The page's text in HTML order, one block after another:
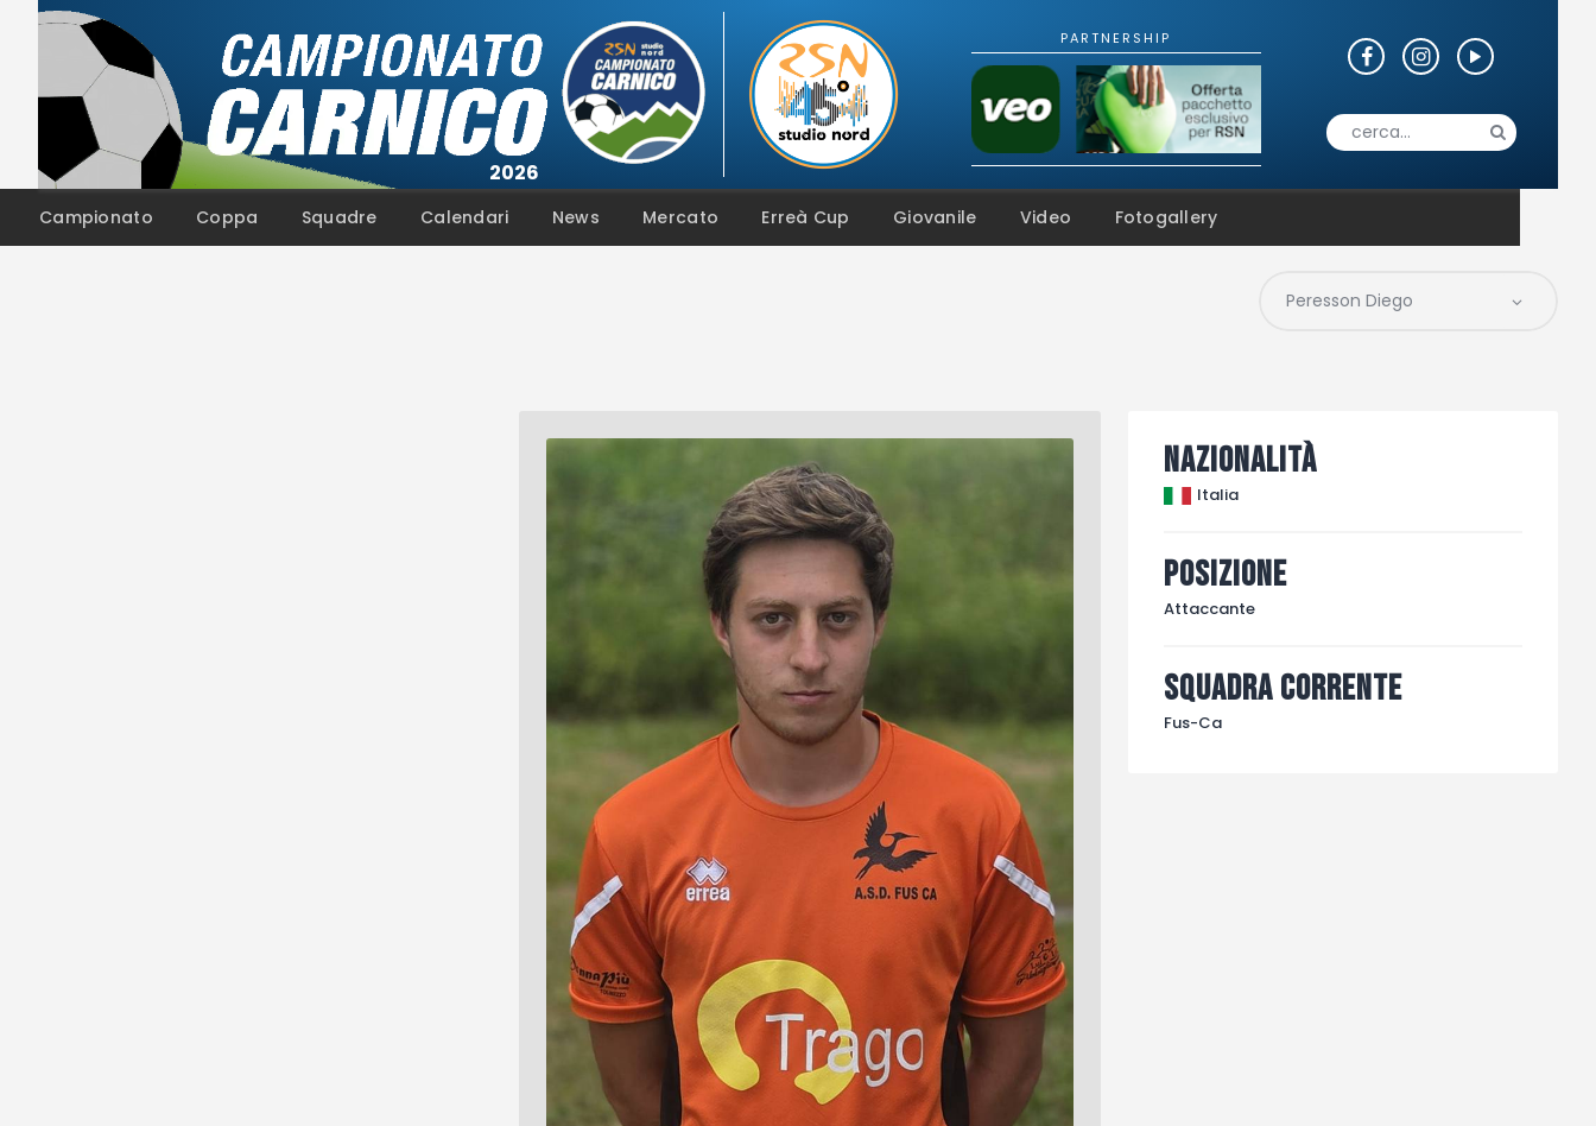
Campionato Coppa Squadre Calendari News Mercato Erreà Cup Giovanile Video Fotogallery
Campionato
Erreà Cup
Giovanile
Video
Fotogallery
Nazionalità
Italia
Posizione
Attaccante
Squadra corrente
Fus-Ca